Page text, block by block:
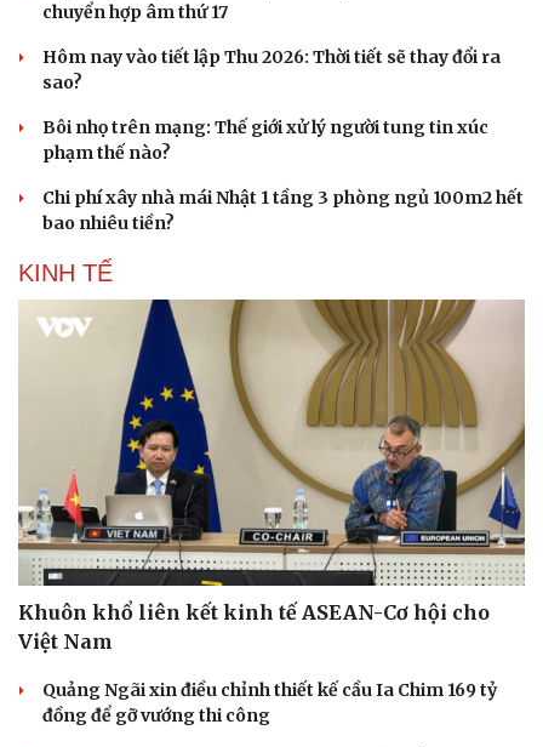
Sức khỏe
Dinh dưỡng - món ngon
Cây thuốc
Sản phụ khoa
Nam khoa
Phòng mạch online
Ăn sạch sống khỏe
Đời sống
Blog
Tình yêu - Gia đình
chuyển hợp âm thứ 17
Hôm nay vào tiết lập Thu 2026: Thời tiết sẽ thay đổi ra
sao?
Bôi nhọ trên mạng: Thế giới xử lý người tung tin xúc
phạm thế nào?
Chi phí xây nhà mái Nhật 1 tầng 3 phòng ngủ 100m2 hết
bao nhiêu tiền?
KINH TẾ
Khuôn khổ liên kết kinh tế ASEAN-Cơ hội cho
Việt Nam
Quảng Ngãi xin điều chỉnh thiết kế cầu Ia Chim 169 tỷ
đồng để gỡ vướng thi công